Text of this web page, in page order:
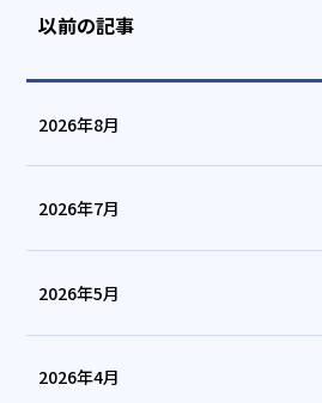
以前の記事
2026年8月
2026年7月
2026年5月
2026年4月